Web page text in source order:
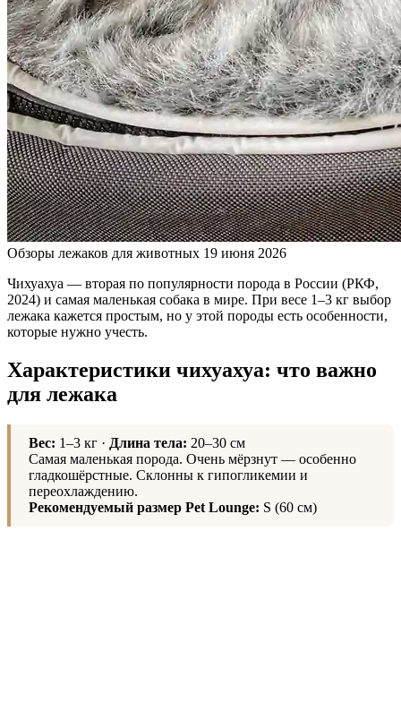
Обзоры лежаков для животных 19 июня 2026
Чихуахуа — вторая по популярности порода в России (РКФ,
2024) и самая маленькая собака в мире. При весе 1–3 кг выбор
лежака кажется простым, но у этой породы есть особенности,
которые нужно учесть.
Характеристики чихуахуа: что важно
для лежака
Вес: 1–3 кг · Длина тела: 20–30 см
Самая маленькая порода. Очень мёрзнут — особенно
гладкошёрстные. Склонны к гипогликемии и
переохлаждению.
Рекомендуемый размер Pet Lounge: S (60 см)